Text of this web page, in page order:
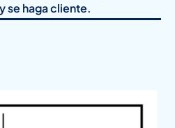
se haga cliente.